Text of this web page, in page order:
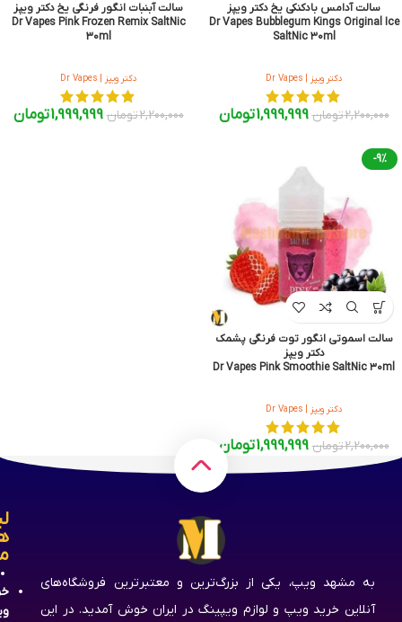
سالت آدامس بادکنکی یخ دکتر ویپز
Dr Vapes Bubblegum Kings Original Ice
SaltNic 30ml
دکتر ویپز | Dr Vapes
2,200,000تومان 1,999,999تومان
سالت آبنبات انگور فرنگی یخ دکتر ویپز
Dr Vapes Pink Frozen Remix SaltNic
30ml
دکتر ویپز | Dr Vapes
2,200,000تومان 1,999,999تومان
-9%
سالت اسموتی انگور توت فرنگی پشمک
دکتر ویپز
Dr Vapes Pink Smoothie SaltNic ۳۰ml
دکتر ویپز | Dr Vapes
2,200,000تومان 1,999,999تومان
به مشهد ویپ، یکی از بزرگ‌ترین و معتبرترین فروشگاه‌های
آنلاین خرید ویپ و لوازم ویپینگ در ایران خوش آمدید. در این